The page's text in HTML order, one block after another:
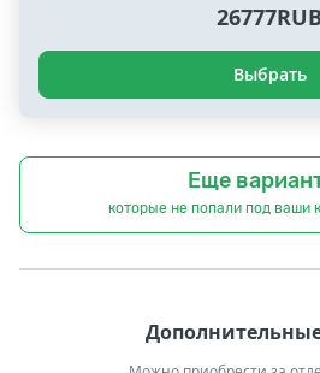
26777RUB
Выбрать
Еще
которые не попали под ваши